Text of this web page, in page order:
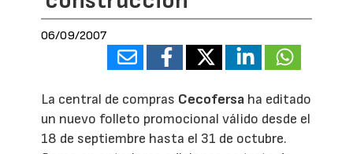
06/09/2007
La central de compras Cecofersa ha editado
un nuevo folleto promocional válido desde el
18 de septiembre hasta el 31 de octubre.